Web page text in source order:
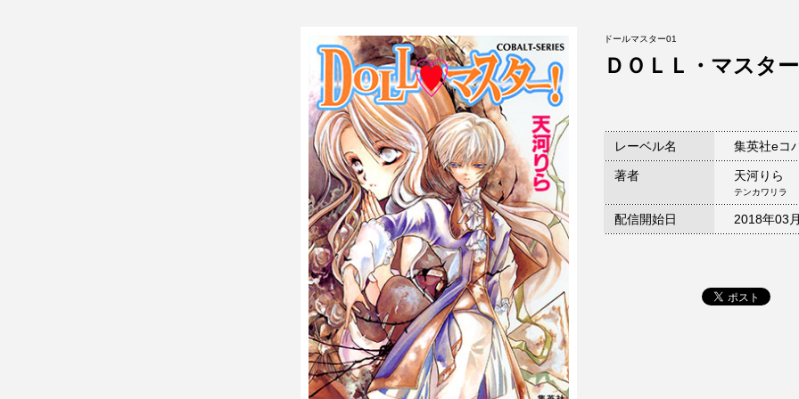
ドールマスター01
ＤＯＬＬ・マスター
レーベル名 集英社eコ
著者 天河りら
テンカワリラ
配信開始日 2018年03